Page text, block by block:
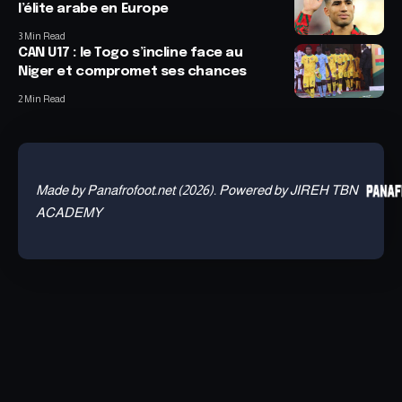
l’élite arabe en Europe
3 Min Read
CAN U17 : le Togo s’incline face au
Niger et compromet ses chances
2 Min Read
Made by Panafrofoot.net (2026). Powered by JIREH TBN
ACADEMY